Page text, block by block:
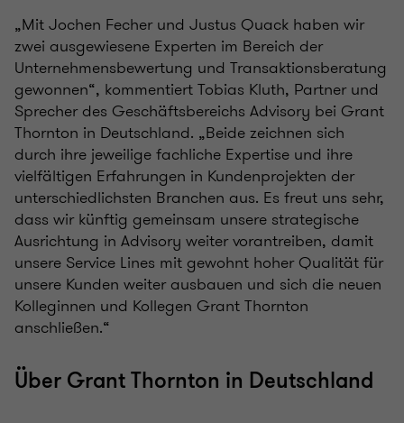
„Mit Jochen Fecher und Justus Quack haben wir
zwei ausgewiesene Experten im Bereich der
Unternehmensbewertung und Transaktionsberatung
gewonnen“, kommentiert Tobias Kluth, Partner und
Sprecher des Geschäftsbereichs Advisory bei Grant
Thornton in Deutschland. „Beide zeichnen sich
durch ihre jeweilige fachliche Expertise und ihre
vielfältigen Erfahrungen in Kundenprojekten der
unterschiedlichsten Branchen aus. Es freut uns sehr,
dass wir künftig gemeinsam unsere strategische
Ausrichtung in Advisory weiter vorantreiben, damit
unsere Service Lines mit gewohnt hoher Qualität für
unsere Kunden weiter ausbauen und sich die neuen
Kolleginnen und Kollegen Grant Thornton
anschließen.“
Über Grant Thornton in Deutschland